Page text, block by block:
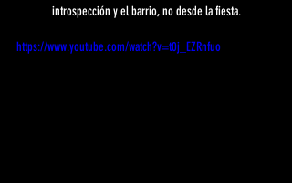
introspección y el barrio, no desde la fiesta.
https://www.youtube.com/watch?v=t0j_EZRnfuo